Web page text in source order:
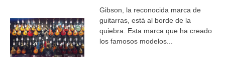
Gibson, la reconocida marca de
guitarras, está al borde de la
quiebra. Esta marca que ha creado
los famosos modelos...